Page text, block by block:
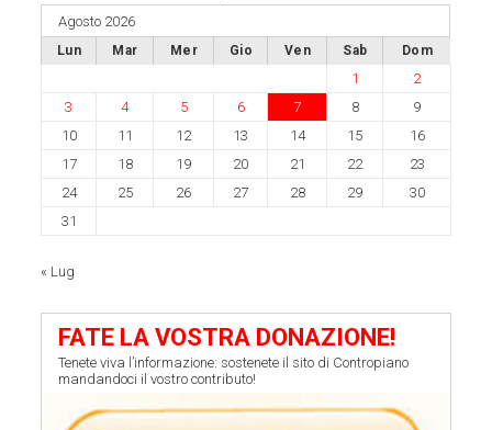
Agosto 2026
Lun Mar Mer Gio Ven Sab Dom
1
2
3
4 5 6 7 8
9
10
11 12 13 14 15
16
17
18 19 20 21 22
23
24
25 26 27 28 29
30
31
« Lug
FATE LA VOSTRA DONAZIONE!
Tenete viva l’informazione: sostenete il sito di Contropiano
mandandoci il vostro contributo!